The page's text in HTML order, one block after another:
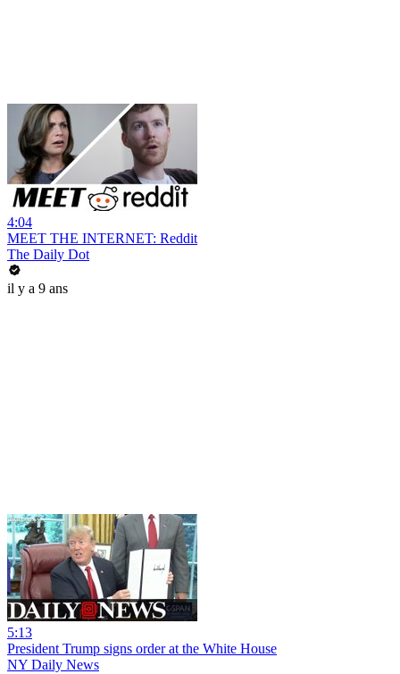
4:04
MEET THE INTERNET: Reddit
The Daily Dot
il y a 9 ans
5:13
President Trump signs order at the White House
NY Daily News